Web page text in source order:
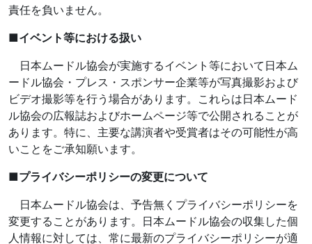
責任を負いません。
■イベント等における扱い
日本ムードル協会が実施するイベント等において日本ム
ードル協会・プレス・スポンサー企業等が写真撮影および
ビデオ撮影等を行う場合があります。これらは日本ムード
ル協会の広報誌およびホームページ等で公開されることが
あります。特に、主要な講演者や受賞者はその可能性が高
いことをご承知願います。
■プライバシーポリシーの変更について
日本ムードル協会は、予告無くプライバシーポリシーを
変更することがあります。日本ムードル協会の収集した個
人情報に対しては、常に最新のプライバシーポリシーが適